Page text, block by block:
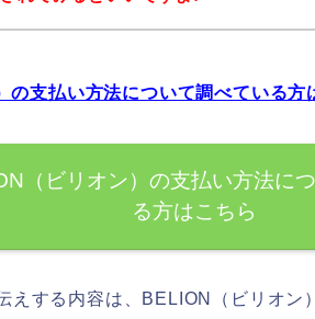
の支払い方法について調べている方
（ビリオン）の支払い方法に
る方はこちら
えする内容は、BELION（ビリオン